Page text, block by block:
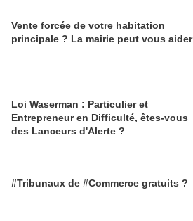
Vente forcée de votre habitation
principale ? La mairie peut vous aider
Loi Waserman : Particulier et
Entrepreneur en Difficulté, êtes-vous
des Lanceurs d'Alerte ?
#Tribunaux de #Commerce gratuits ?